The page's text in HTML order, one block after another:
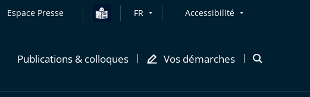
Espace Presse FR Accessibilité
Publications & colloques Vos démarches
Ouvrir